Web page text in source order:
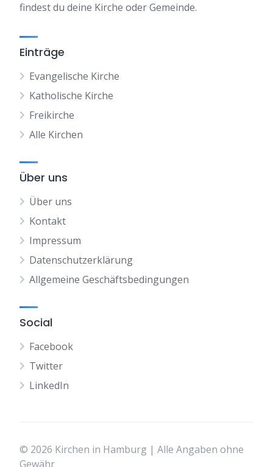
findest du deine Kirche oder Gemeinde.
Einträge
Evangelische Kirche
Katholische Kirche
Freikirche
Alle Kirchen
Über uns
Über uns
Kontakt
Impressum
Datenschutzerklärung
Allgemeine Geschäftsbedingungen
Social
Facebook
Twitter
LinkedIn
© 2026 Kirchen in Hamburg | Alle Angaben ohne
Gewähr